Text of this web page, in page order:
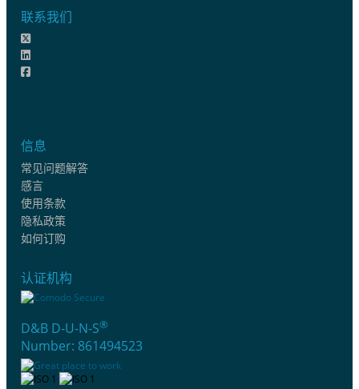
联系我们
信息
常见问题解答
感言
使用条款
隐私政策
如何订购
认证机构
D&B D-U-N-S®
Number: 861494523